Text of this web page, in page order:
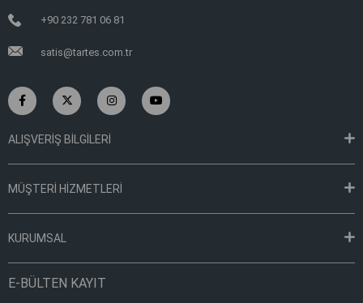
+90 232 781 06 81
satis@tartes.com.tr
ALIŞVERİŞ BİLGİLERİ
MÜŞTERİ HİZMETLERİ
KURUMSAL
E-BÜLTEN KAYIT